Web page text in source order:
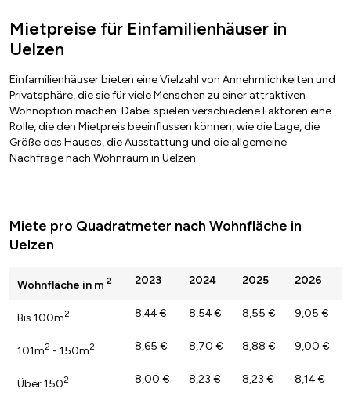
Mietpreise für Einfamilienhäuser in
Uelzen
Einfamilienhäuser bieten eine Vielzahl von Annehmlichkeiten und
Privatsphäre, die sie für viele Menschen zu einer attraktiven
Wohnoption machen. Dabei spielen verschiedene Faktoren eine
Rolle, die den Mietpreis beeinflussen können, wie die Lage, die
Größe des Hauses, die Ausstattung und die allgemeine
Nachfrage nach Wohnraum in Uelzen.
Miete pro Quadratmeter nach Wohnfläche in
Uelzen
Wohnfläche in m 2 2023 2024 2025 2026
Bis 100m2 8,44 € 8,54 € 8,55 € 9,05 €
101m2 - 150m2 8,65 € 8,70 € 8,88 € 9,00 €
Über 1502 8,00 € 8,23 € 8,23 € 8,14 €